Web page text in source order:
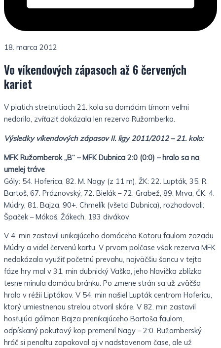
18. marca 2012
Vo víkendových zápasoch až 6 červených
kariet
V piatich stretnutiach 21. kola sa domácim tímom veľmi
nedarilo, zvíťaziť dokázala len rezerva Ružomberka.
Výsledky víkendových zápasov II. ligy 2011/2012 – 21. kolo:
MFK Ružomberok „B“ – MFK Dubnica 2:0 (0:0) – hralo sa na
umelej tráve
Góly: 54. Hoferica, 82. M. Nagy (z 11 m), ŽK: 22. Lupták, 35. R.
Bartoš, 67. Práznovský, 72. Bielák – 72. Grabež, 89. Mrva, ČK: 4.
Múdry, 81. Bajza, 90+. Chmelík (všetci Dubnica), rozhodovali:
Špaček – Mókoš, Žákech, 193 divákov
V 4. min zastavil unikajúceho domáceho Kotoru faulom zozadu
Múdry a videl červenú kartu. V prvom polčase však rezerva MFK
nedokázala využiť početnú prevahu, najväčšiu šancu v tejto
fáze hry mal v 31. min dubnický Vaško, jeho hlavička zblízka
tesne minula domácu bránku. Po zmene strán sa už zväčša
hralo v réžii Liptákov. V 54. min našiel Lupták centrom Hofericu,
ktorý umiestnenou strelou otvoril skóre. V 82. min zastavil
hosťujúci gólman Bajza prenikajúceho Bartoša faulom,
odpískaný pokutový kop premenil Nagy – 2:0. Ružomberský
hráč si penaltu zopakoval aj v nadstavenom čase, ale už